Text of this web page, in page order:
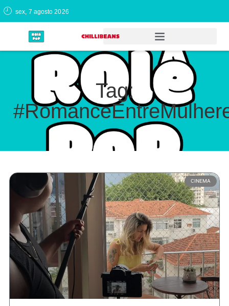
sex, 7 agosto 2026
Tag:
CINEMA